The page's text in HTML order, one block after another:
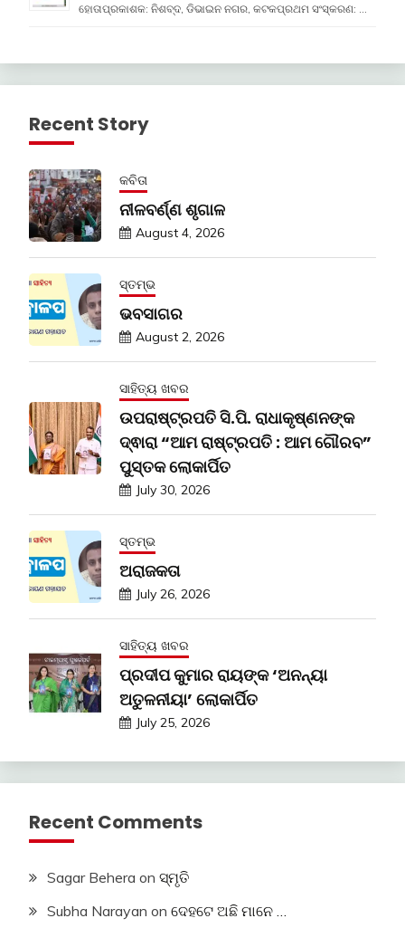
ହୋତାପ୍ରକାଶକ: ନିଶବ୍ଦ, ଡିଭାଇନ ନଗର, କଟକପ୍ରଥମ ସଂସ୍କରଣ: …
Recent Story
କବିତା
ନୀଳବର୍ଣ୍ଣ ଶୃଗାଳ
August 4, 2026
ସ୍ତମ୍ଭ
ଭବସାଗର
August 2, 2026
ସାହିତ୍ୟ ଖବର
ଉପରାଷ୍ଟ୍ରପତି ସି.ପି. ରାଧାକୃଷ୍ଣନଙ୍କ
ଦ୍ଵାରା “ଆମ ରାଷ୍ଟ୍ରପତି : ଆମ ଗୌରବ”
ପୁସ୍ତକ ଲୋକାର୍ପିତ
July 30, 2026
ସ୍ତମ୍ଭ
ଅରାଜକତା
July 26, 2026
ସାହିତ୍ୟ ଖବର
ପ୍ରଦୀପ କୁମାର ରାୟଙ୍କ ‘ଅନନ୍ୟା
ଅତୁଳନୀୟା’ ଲୋକାର୍ପିତ
July 25, 2026
Recent Comments
Sagar Behera on ସ୍ମୃତି
Subha Narayan on ଦେହଟେ ଅଛି ମାନେ …